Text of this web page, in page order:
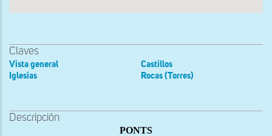
Claves
Vista general
Iglesias
Castillos
Rocas (Torres)
Descripción
PONTS